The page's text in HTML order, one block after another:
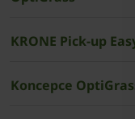
­­­­­KRONE Pick-up
Koncepce